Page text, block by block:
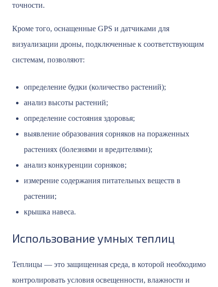
точности.
Кроме того, оснащенные GPS и датчиками для
визуализации дроны, подключенные к соответствующим
системам, позволяют:
определение будки (количество растений);
анализ высоты растений;
определение состояния здоровья;
выявление образования сорняков на пораженных
растениях (болезнями и вредителями);
анализ конкуренции сорняков;
измерение содержания питательных веществ в
растении;
крышка навеса.
Использование умных теплиц
Теплицы — это защищенная среда, в которой необходимо
контролировать условия освещенности, влажности и